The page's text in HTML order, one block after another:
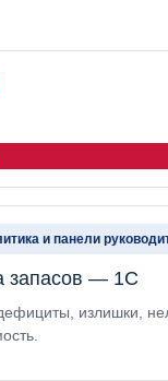
и панели
запасов — 1С
излишки,